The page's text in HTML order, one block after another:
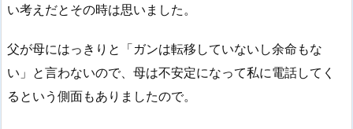
い考えだとその時は思いました。
父が母にはっきりと「ガンは転移していないし余命もな
い」と言わないので、母は不安定になって私に電話してく
るという側面もありましたので。